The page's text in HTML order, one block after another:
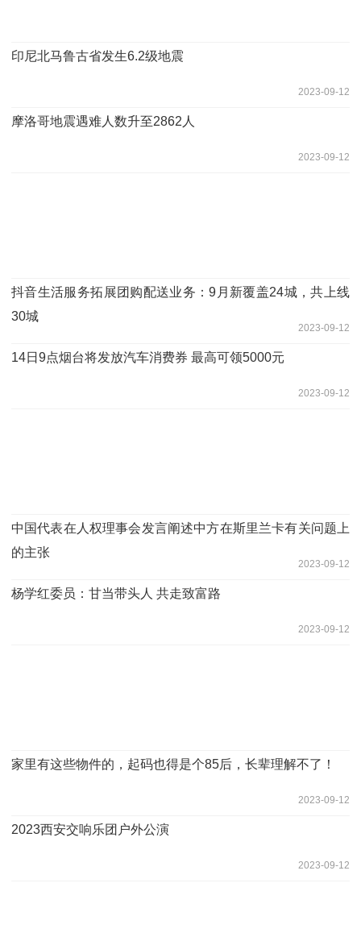
印尼北马鲁古省发生6.2级地震
2023-09-12
摩洛哥地震遇难人数升至2862人
2023-09-12
抖音生活服务拓展团购配送业务：9月新覆盖24城，共上线
30城
2023-09-12
14日9点烟台将发放汽车消费券 最高可领5000元
2023-09-12
中国代表在人权理事会发言阐述中方在斯里兰卡有关问题上
的主张
2023-09-12
杨学红委员：甘当带头人 共走致富路
2023-09-12
家里有这些物件的，起码也得是个85后，长辈理解不了！
2023-09-12
2023西安交响乐团户外公演
2023-09-12